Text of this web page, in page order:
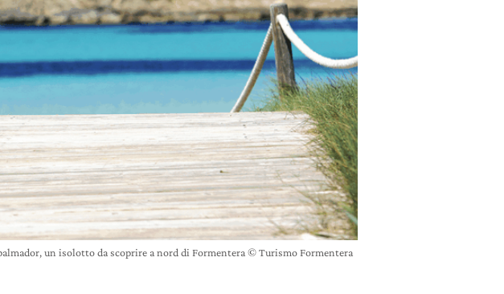
un isolotto da scoprire a nord di Formentera © Turismo Formentera